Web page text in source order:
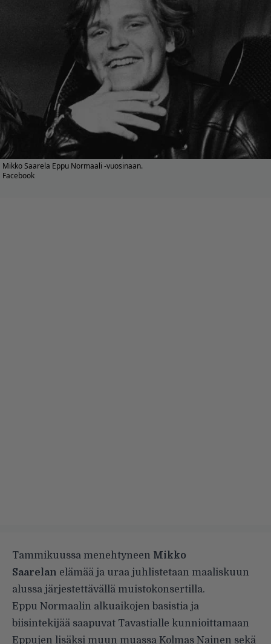
Mikko Saarela Eppu Normaali -vuosinaan.
Facebook
Tammikuussa menehtyneen Mikko
Saarelan elämää ja uraa juhlistetaan maaliskuun
alussa järjestettävällä muistokonsertilla.
Eppu Normaalin alkuaikojen basistia ja
biisintekijää saapuvat Tavastialle kunnioittamaan
Eppujen lisäksi muun muassa Kolmas Nainen sekä